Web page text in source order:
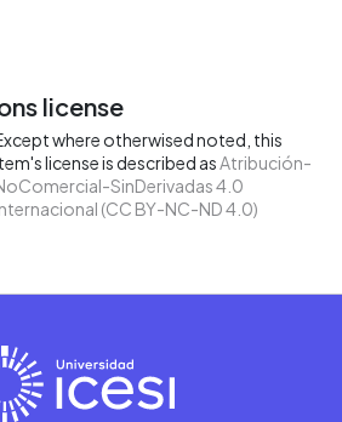
license
where otherwised noted, this
license is described asAtribución-
SinDerivadas 4.0
(CC BY-NC-ND 4.0)